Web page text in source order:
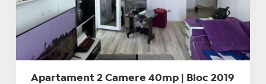
Apartament 2 Camere 40mp | Bloc 2019